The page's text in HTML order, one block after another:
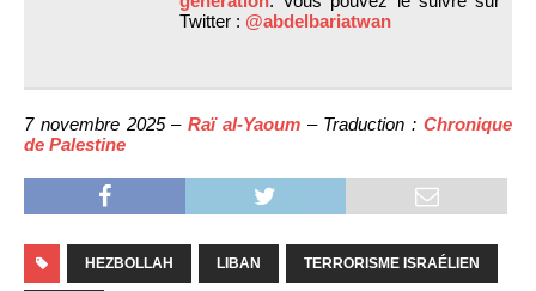
Twitter : @abdelbariatwan
7 novembre 2025 –Raï al-Yaoum– Traduction :Chronique
de Palestine
HEZBOLLAH LIBAN TERRORISME ISRAÉLIEN